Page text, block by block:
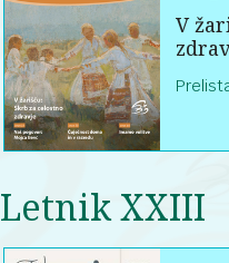
V
Letnik XXIII